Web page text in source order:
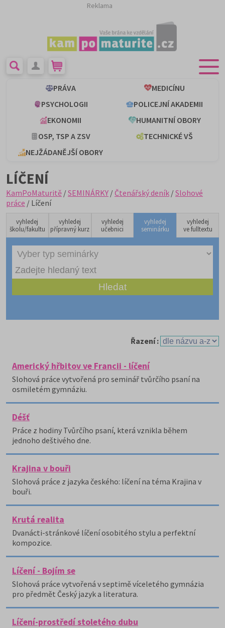
Reklama
PRÁVA
MEDICÍNU
PSYCHOLOGII
POLICEJNÍ AKADEMII
EKONOMII
HUMANITNÍ OBORY
OSP, TSP A ZSV
TECHNICKÉ VŠ
NEJŽÁDANĚJŠÍ OBORY
LÍČENÍ
KamPoMaturitě /SEMINÁRKY / Čtenářský deník /Slohové
práce / Líčení
vyhledej
školu/fakultu
vyhledej
přípravný kurz
vyhledej
učebnici
vyhledej
seminárku
vyhledej
ve fulltextu
Řazení :
Americký hřbitov ve Francii - líčení
Slohová práce vytvořená pro seminář tvůrčího psaní na
osmiletém gymnáziu.
Déšť
Práce z hodiny Tvůrčího psaní, která vznikla během
jednoho deštivého dne.
Krajina v bouři
Slohová práce z jazyka českého: líčení na téma Krajina v
bouři.
Krutá realita
Dvanácti-stránkové líčení osobitého stylu a perfektní
kompozice.
Líčení - Bojím se
Slohová práce vytvořená v septimě víceletého gymnázia
pro předmět Český jazyk a literatura.
Líčení-prostředí stoletého dubu